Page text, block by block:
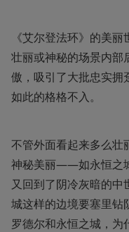
《艾尔登法环》的美
壮丽或神秘的场景内部
傲，吸引了大批忠实拥
如此的格格不入。
不管外面看起来多么
神秘美丽——如永恒之
又回到了阴冷灰暗的
城这样的边境要塞里钻
罗德尔和永恒之城，为